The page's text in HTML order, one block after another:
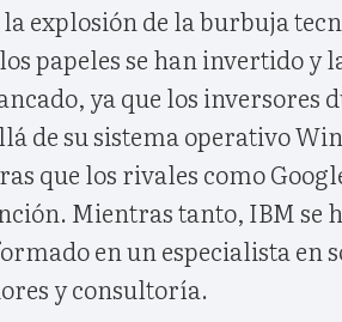
la explosión de la burbuja
papeles se han invertido y
ya que los inversores
de su sistema operativo
que los rivales como
Mientras tanto, IBM se
en un especialista en
y consultoría.